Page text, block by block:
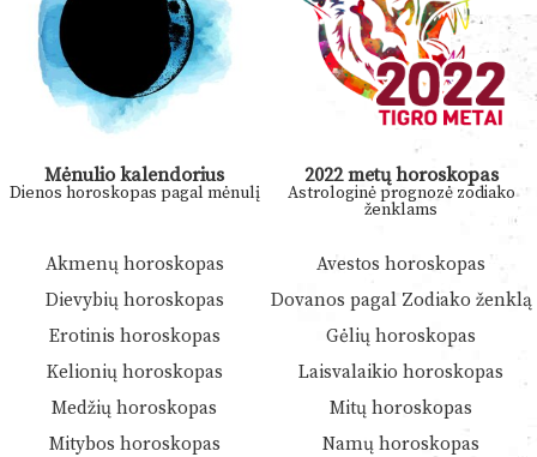
Mėnulio kalendorius
Dienos horoskopas pagal mėnulį
2022 metų horoskopas
Astrologinė prognozė zodiako
ženklams
Akmenų horoskopas
Avestos horoskopas
Dievybių horoskopas
Dovanos pagal Zodiako ženklą
Erotinis horoskopas
Gėlių horoskopas
Kelionių horoskopas
Laisvalaikio horoskopas
Medžių horoskopas
Mitų horoskopas
Mitybos horoskopas
Namų horoskopas